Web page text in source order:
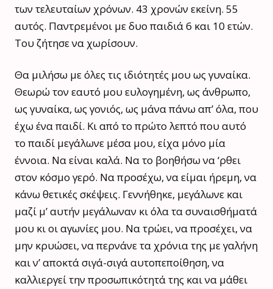
των τελευταίων χρόνων. 43 χρονών εκείνη. 55
αυτός. Παντρεμένοι με δυο παιδιά 6 και 10 ετών.
Του ζήτησε να χωρίσουν.
Θα μιλήσω με όλες τις ιδιότητές μου ως γυναίκα.
Θεωρώ τον εαυτό μου ευλογημένη, ως άνθρωπο,
ως γυναίκα, ως γονιός, ως μάνα πάνω απ’ όλα, που
έχω ένα παιδί. Κι από το πρώτο λεπτό που αυτό
το παιδί μεγάλωνε μέσα μου, είχα μόνο μία
έννοια. Να είναι καλά. Να το βοηθήσω να ‘ρθει
στον κόσμο γερό. Να προσέχω, να είμαι ήρεμη, να
κάνω θετικές σκέψεις. Γεννήθηκε, μεγάλωνε και
μαζί μ’ αυτήν μεγάλωναν κι όλα τα συναισθήματά
μου κι οι αγωνίες μου. Να τρώει, να προσέχει, να
μην κρυώσει, να περνάνε τα χρόνια της με γαλήνη
και ν’ αποκτά σιγά-σιγά αυτοπεποίθηση, να
καλλιεργεί την προσωπικότητά της και να μάθει